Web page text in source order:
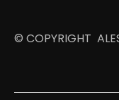
© COPYRIGHT